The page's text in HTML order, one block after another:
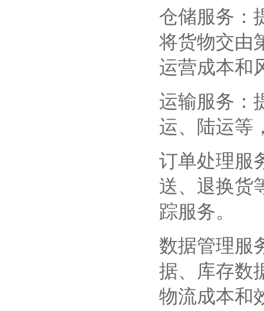
仓储服务：
将货物交由
运营成本和
运输服务：
运、陆运等
订单处理服
送、退换货
踪服务。
数据管理服
据、库存数
物流成本和